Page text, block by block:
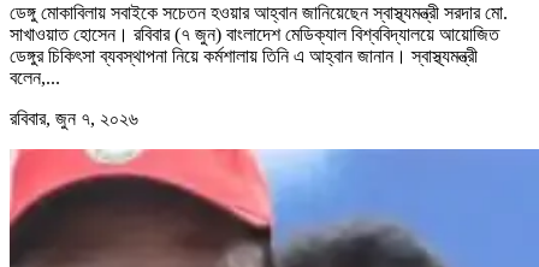
ডেঙ্গু মোকাবিলায় সবাইকে সচেতন হওয়ার আহ্বান জানিয়েছেন স্বাস্থ্যমন্ত্রী সরদার মো.
সাখাওয়াত হোসেন। রবিবার (৭ জুন) বাংলাদেশ মেডিক্যাল বিশ্ববিদ্যালয়ে আয়োজিত
ডেঙ্গুর চিকিৎসা ব্যবস্থাপনা নিয়ে কর্মশালায় তিনি এ আহ্বান জানান। স্বাস্থ্যমন্ত্রী
বলেন,...
রবিবার, জুন ৭, ২০২৬